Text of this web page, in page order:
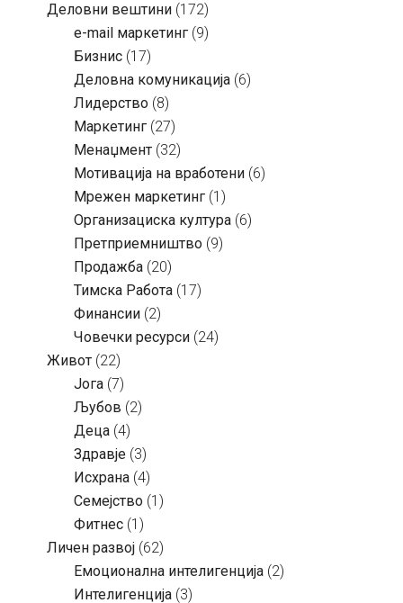
Деловни вештини (172)
e-mail маркетинг (9)
Бизнис (17)
Деловна комуникација (6)
Лидерство (8)
Маркетинг (27)
Менаџмент (32)
Мотивација на вработени (6)
Мрежен маркетинг (1)
Организациска култура (6)
Претприемништво (9)
Продажба (20)
Тимска Работа (17)
Финансии (2)
Човечки ресурси (24)
Живот (22)
Јога (7)
Љубов (2)
Деца (4)
Здравје (3)
Исхрана (4)
Семејство (1)
Фитнес (1)
Личен развој (62)
Емоционална интелигенција (2)
Интелигенција (3)